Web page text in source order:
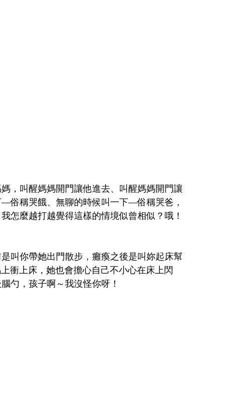
，叫醒媽媽開門讓他進去、叫醒媽媽開門讓
俗稱哭餓、無聊的時候叫一下—俗稱哭爸，
怎麼越打越覺得這樣的情境似曾相似？哦！
叫你帶她出門散步，癱瘓之後是叫妳起床幫
衝上床，她也會擔心自己不小心在床上閃
勺，孩子啊～我沒怪你呀！